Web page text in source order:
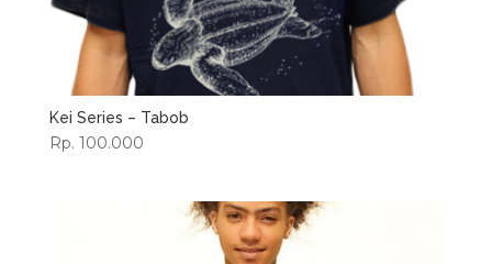
Kei Series – Tabob
Rp. 100.000